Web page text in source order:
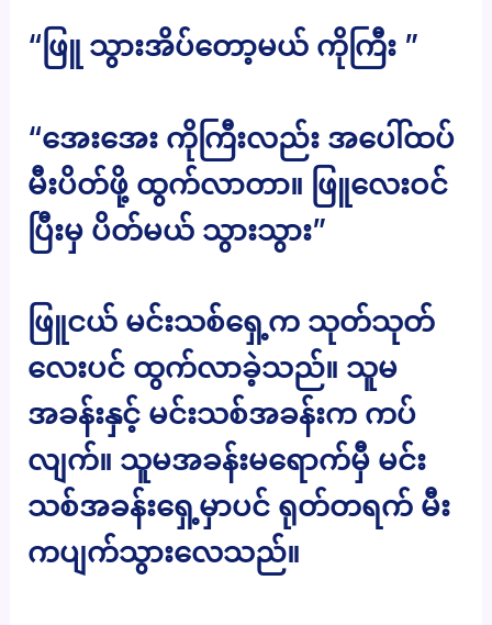
“ဖြူ သွားအိပ်တော့မယ် ကိုကြီး ”
“အေးအေး ကိုကြီးလည်း အပေါ်ထပ်
မီးပိတ်ဖို့ ထွက်လာတာ။ ဖြူလေးဝင်
ပြီးမှ ပိတ်မယ် သွားသွား”
ဖြူငယ် မင်းသစ်ရှေ့က သုတ်သုတ်
လေးပင် ထွက်လာခဲ့သည်။ သူမ
အခန်းနှင့် မင်းသစ်အခန်းက ကပ်
လျက်။ သူမအခန်းမရောက်မှီ မင်း
သစ်အခန်းရှေ့မှာပင် ရုတ်တရက် မီး
ကပျက်သွားလေသည်။